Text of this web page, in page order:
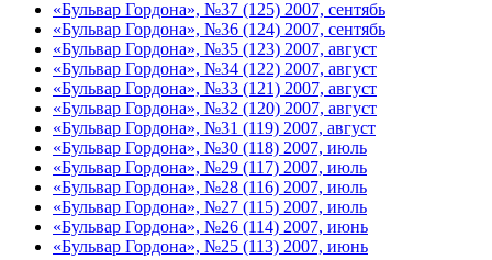
«Бульвар Гордона», №37 (125) 2007, сентябь
«Бульвар Гордона», №36 (124) 2007, сентябь
«Бульвар Гордона», №35 (123) 2007, август
«Бульвар Гордона», №34 (122) 2007, август
«Бульвар Гордона», №33 (121) 2007, август
«Бульвар Гордона», №32 (120) 2007, август
«Бульвар Гордона», №31 (119) 2007, август
«Бульвар Гордона», №30 (118) 2007, июль
«Бульвар Гордона», №29 (117) 2007, июль
«Бульвар Гордона», №28 (116) 2007, июль
«Бульвар Гордона», №27 (115) 2007, июль
«Бульвар Гордона», №26 (114) 2007, июнь
«Бульвар Гордона», №25 (113) 2007, июнь